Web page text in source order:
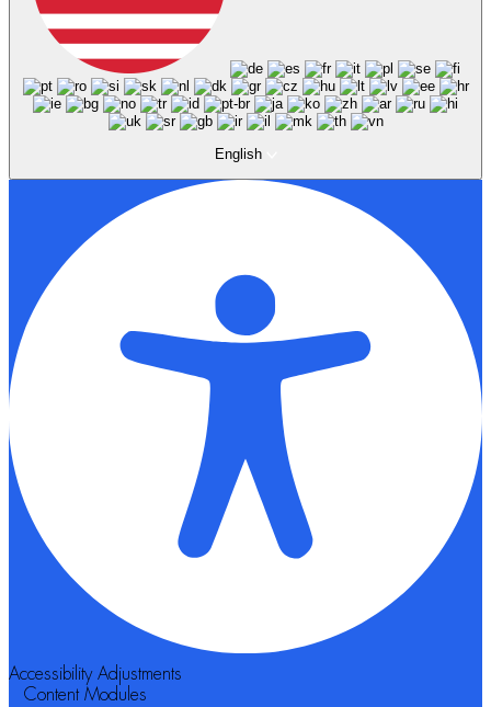
English
Accessibility Adjustments
Content Modules